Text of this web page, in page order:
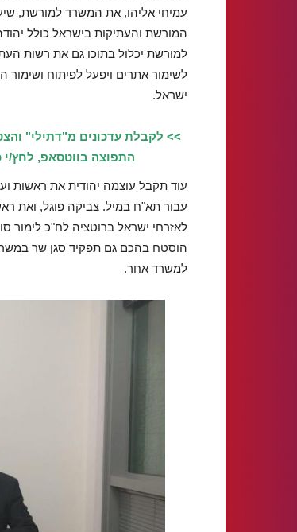
עמיחי אליהו, את המשרד למורשת,
המורשת והעתיקות בישראל כולל
למורשת יכלול בתוכו גם את רשות
לשימור אתרים ויפעל לפיתוח ושימור
ישראל.
>> לקבלת עדכונים מ"דתילי"
התפוצה בווטסאפ, לחץ/י
עוד תקבל עוצמה יהודית את ראשות
עבור תא"ח במיל. צביקה פוגל, ואת
לאזרחי ישראל ברוטציה לח"כ לימור
הוסטח בהכם גם תפקיד סגן שר
למשרד אחר.